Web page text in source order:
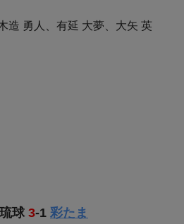
造 勇人、有延 大夢、大矢 英
球 3-1 彩たま